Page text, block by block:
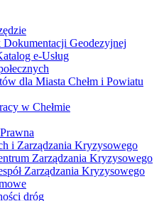
Geodezyjnej
e-Usług
dla Miasta Chełm i Powiatu
w Chełmie
i Zarządzania Kryzysowego
Zarządzania Kryzysowego
Zarządzania Kryzysowego
dróg